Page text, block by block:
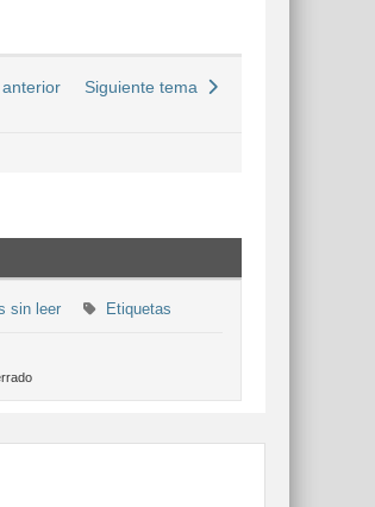
Siguiente tema
sin leer Etiquetas